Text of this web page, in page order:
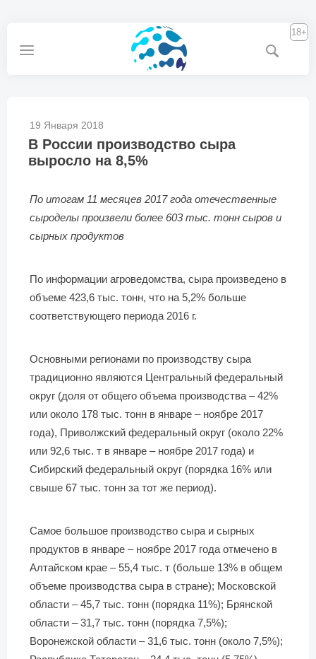
18+
19 Января 2018
В России производство сыра
выросло на 8,5%
По итогам 11 месяцев 2017 года отечественные
сыроделы произвели более 603 тыс. тонн сыров и
сырных продуктов
По информации агроведомства, сыра произведено в
объеме 423,6 тыс. тонн, что на 5,2% больше
соответствующего периода 2016 г.
Основными регионами по производству сыра
традиционно являются Центральный федеральный
округ (доля от общего объема производства – 42%
или около 178 тыс. тонн в январе – ноябре 2017
года), Приволжский федеральный округ (около 22%
или 92,6 тыс. т в январе – ноябре 2017 года) и
Сибирский федеральный округ (порядка 16% или
свыше 67 тыс. тонн за тот же период).
Самое большое производство сыра и сырных
продуктов в январе – ноябре 2017 года отмечено в
Алтайском крае – 55,4 тыс. т (больше 13% в общем
объеме производства сыра в стране); Московской
области – 45,7 тыс. тонн (порядка 11%); Брянской
области – 31,7 тыс. тонн (порядка 7,5%);
Воронежской области – 31,6 тыс. тонн (около 7,5%);